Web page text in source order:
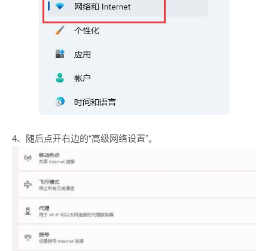
4、随后点开右边的“高级网络设置”。